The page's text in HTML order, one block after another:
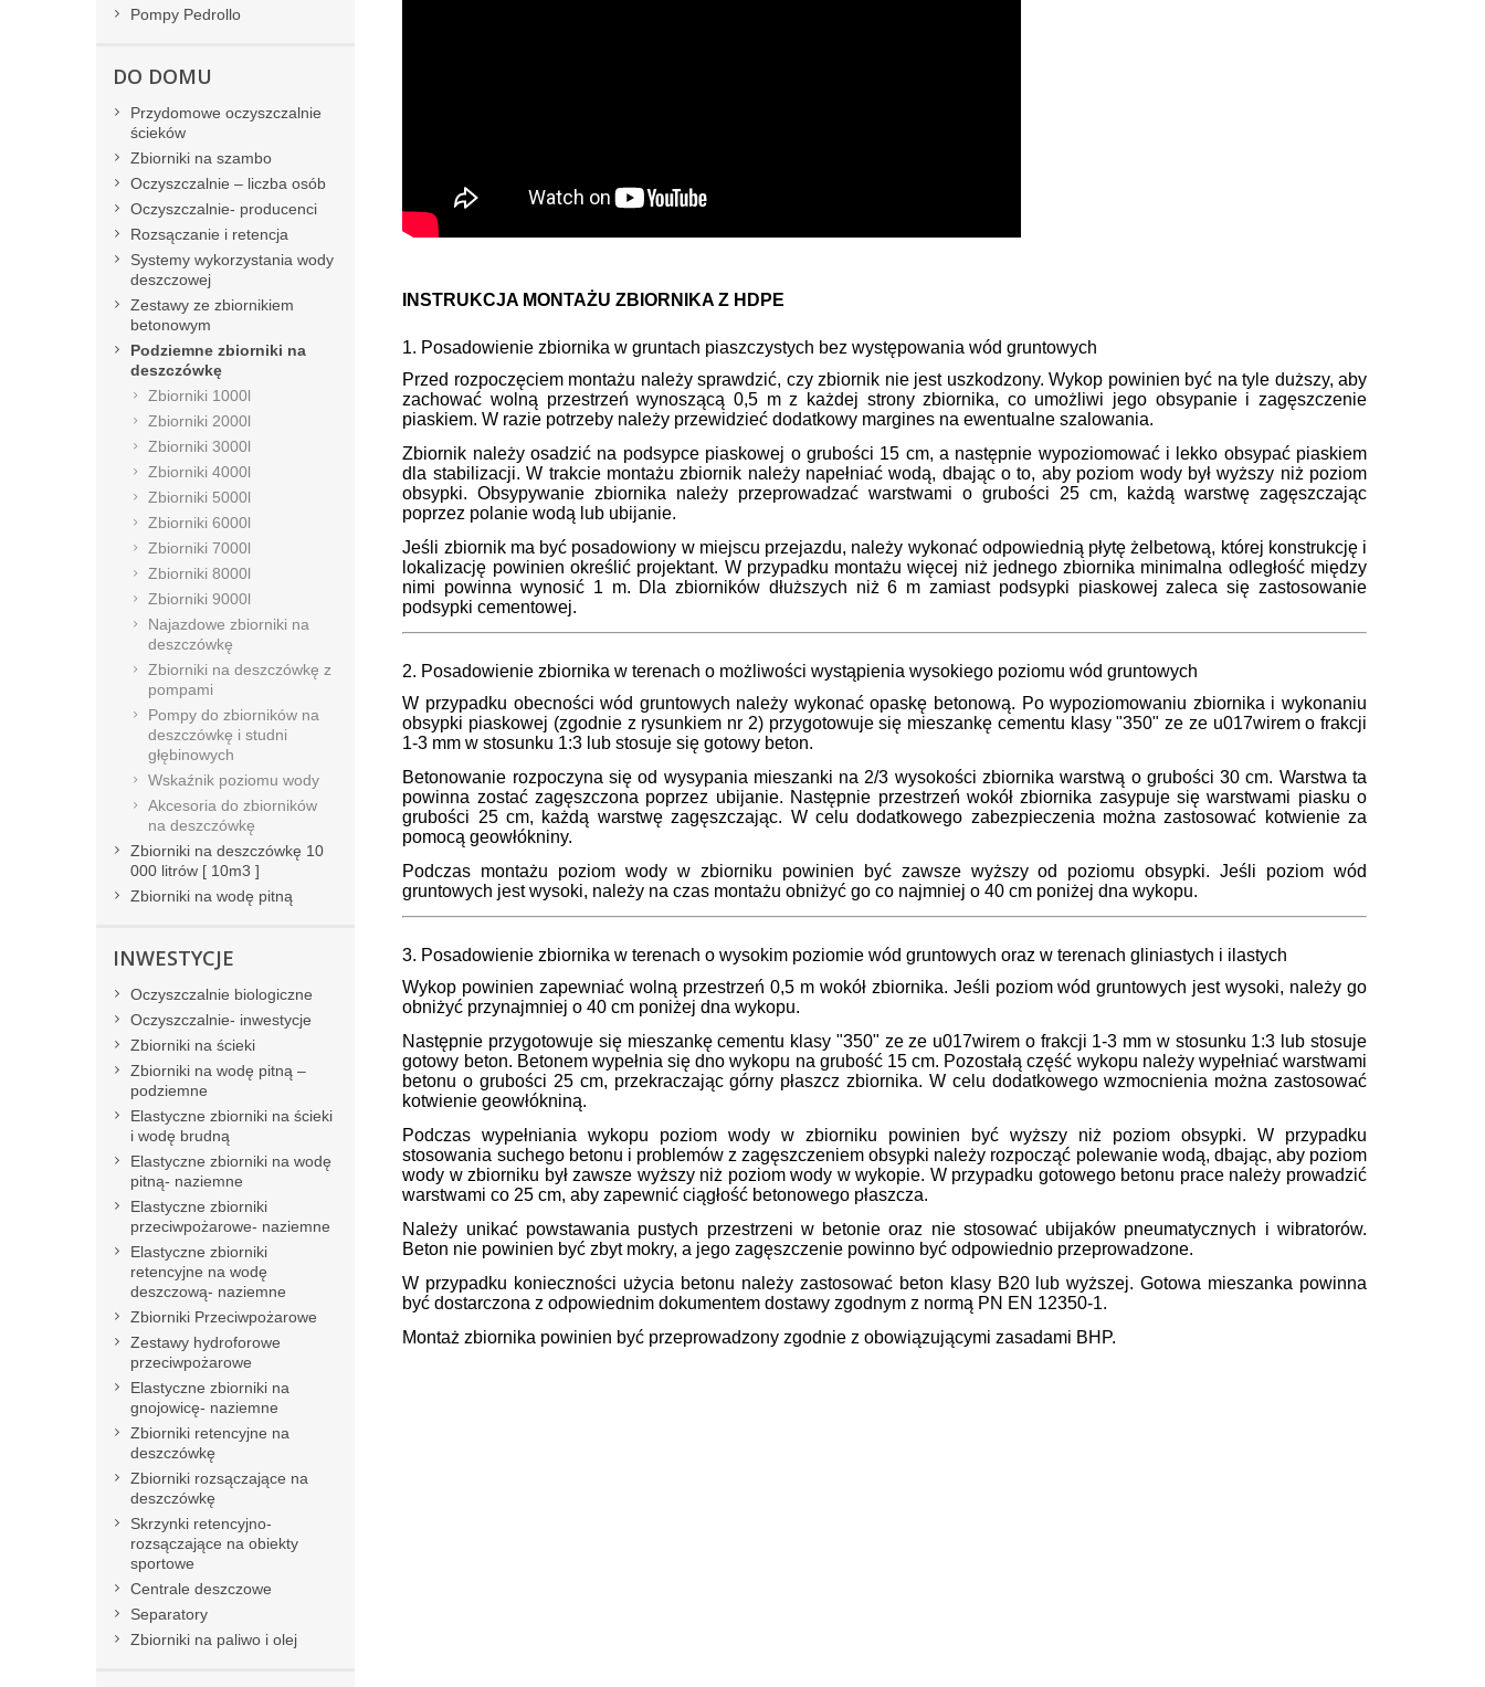
INSTRUKCJA MONTAŻU ZBIORNIKA Z HDPE
1. Posadowienie zbiornika w gruntach piaszczystych bez występowania wód gruntowych
Przed rozpoczęciem montażu należy sprawdzić, czy zbiornik nie jest uszkodzony. Wykop powinien być na tyle duższy, aby
zachować wolną przestrzeń wynoszącą 0,5 m z każdej strony zbiornika, co umożliwi jego obsypanie i zagęszczenie
piaskiem. W razie potrzeby należy przewidzieć dodatkowy margines na ewentualne szalowania.
Zbiornik należy osadzić na podsypce piaskowej o grubości 15 cm, a następnie wypoziomować i lekko obsypać piaskiem
dla stabilizacji. W trakcie montażu zbiornik należy napełniać wodą, dbając o to, aby poziom wody był wyższy niż poziom
obsypki. Obsypywanie zbiornika należy przeprowadzać warstwami o grubości 25 cm, każdą warstwę zagęszczając
poprzez polanie wodą lub ubijanie.
Jeśli zbiornik ma być posadowiony w miejscu przejazdu, należy wykonać odpowiednią płytę żelbetową, której konstrukcję i
lokalizację powinien określić projektant. W przypadku montażu więcej niż jednego zbiornika minimalna odległość między
nimi powinna wynosić 1 m. Dla zbiorników dłuższych niż 6 m zamiast podsypki piaskowej zaleca się zastosowanie
podsypki cementowej.
2. Posadowienie zbiornika w terenach o możliwości wystąpienia wysokiego poziomu wód gruntowych
W przypadku obecności wód gruntowych należy wykonać opaskę betonową. Po wypoziomowaniu zbiornika i wykonaniu
obsypki piaskowej (zgodnie z rysunkiem nr 2) przygotowuje się mieszankę cementu klasy "350" ze ze u017wirem o frakcji
1-3 mm w stosunku 1:3 lub stosuje się gotowy beton.
Betonowanie rozpoczyna się od wysypania mieszanki na 2/3 wysokości zbiornika warstwą o grubości 30 cm. Warstwa ta
powinna zostać zagęszczona poprzez ubijanie. Następnie przestrzeń wokół zbiornika zasypuje się warstwami piasku o
grubości 25 cm, każdą warstwę zagęszczając. W celu dodatkowego zabezpieczenia można zastosować kotwienie za
pomocą geowłókniny.
Podczas montażu poziom wody w zbiorniku powinien być zawsze wyższy od poziomu obsypki. Jeśli poziom wód
gruntowych jest wysoki, należy na czas montażu obniżyć go co najmniej o 40 cm poniżej dna wykopu.
3. Posadowienie zbiornika w terenach o wysokim poziomie wód gruntowych oraz w terenach gliniastych i ilastych
Wykop powinien zapewniać wolną przestrzeń 0,5 m wokół zbiornika. Jeśli poziom wód gruntowych jest wysoki, należy go
obniżyć przynajmniej o 40 cm poniżej dna wykopu.
Następnie przygotowuje się mieszankę cementu klasy "350" ze ze u017wirem o frakcji 1-3 mm w stosunku 1:3 lub stosuje
gotowy beton. Betonem wypełnia się dno wykopu na grubość 15 cm. Pozostałą część wykopu należy wypełniać warstwami
betonu o grubości 25 cm, przekraczając górny płaszcz zbiornika. W celu dodatkowego wzmocnienia można zastosować
kotwienie geowłókniną.
Podczas wypełniania wykopu poziom wody w zbiorniku powinien być wyższy niż poziom obsypki. W przypadku
stosowania suchego betonu i problemów z zagęszczeniem obsypki należy rozpocząć polewanie wodą, dbając, aby poziom
wody w zbiorniku był zawsze wyższy niż poziom wody w wykopie. W przypadku gotowego betonu prace należy prowadzić
warstwami co 25 cm, aby zapewnić ciągłość betonowego płaszcza.
Należy unikać powstawania pustych przestrzeni w betonie oraz nie stosować ubijaków pneumatycznych i wibratorów.
Beton nie powinien być zbyt mokry, a jego zagęszczenie powinno być odpowiednio przeprowadzone.
W przypadku konieczności użycia betonu należy zastosować beton klasy B20 lub wyższej. Gotowa mieszanka powinna
być dostarczona z odpowiednim dokumentem dostawy zgodnym z normą PN EN 12350-1.
Montaż zbiornika powinien być przeprowadzony zgodnie z obowiązującymi zasadami BHP.
Pompy Pedrollo
DO DOMU
Przydomowe oczyszczalnie
ścieków
Zbiorniki na szambo
Oczyszczalnie – liczba osób
Oczyszczalnie- producenci
Rozsączanie i retencja
Systemy wykorzystania wody
deszczowej
Zestawy ze zbiornikiem
betonowym
Podziemne zbiorniki na
deszczówkę
Zbiorniki 1000l
Zbiorniki 2000l
Zbiorniki 3000l
Zbiorniki 4000l
Zbiorniki 5000l
Zbiorniki 6000l
Zbiorniki 7000l
Zbiorniki 8000l
Zbiorniki 9000l
Najazdowe zbiorniki na
deszczówkę
Zbiorniki na deszczówkę z
pompami
Pompy do zbiorników na
deszczówkę i studni
głębinowych
Wskaźnik poziomu wody
Akcesoria do zbiorników
na deszczówkę
Zbiorniki na deszczówkę 10
000 litrów [ 10m3 ]
Zbiorniki na wodę pitną
INWESTYCJE
Oczyszczalnie biologiczne
Oczyszczalnie- inwestycje
Zbiorniki na ścieki
Zbiorniki na wodę pitną –
podziemne
Elastyczne zbiorniki na ścieki
i wodę brudną
Elastyczne zbiorniki na wodę
pitną- naziemne
Elastyczne zbiorniki
przeciwpożarowe- naziemne
Elastyczne zbiorniki
retencyjne na wodę
deszczową- naziemne
Zbiorniki Przeciwpożarowe
Zestawy hydroforowe
przeciwpożarowe
Elastyczne zbiorniki na
gnojowicę- naziemne
Zbiorniki retencyjne na
deszczówkę
Zbiorniki rozsączające na
deszczówkę
Skrzynki retencyjno-
rozsączające na obiekty
sportowe
Centrale deszczowe
Separatory
Zbiorniki na paliwo i olej